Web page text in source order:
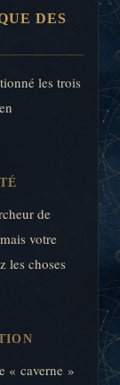
DES
les trois
de
votre
les choses
« caverne »